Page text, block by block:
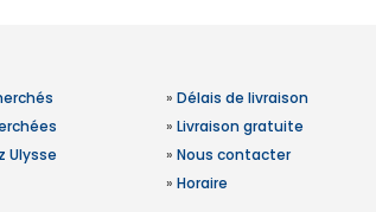
Ulysse
» Délais de livraison
» Livraison gratuite
» Nous contacter
» Horaire